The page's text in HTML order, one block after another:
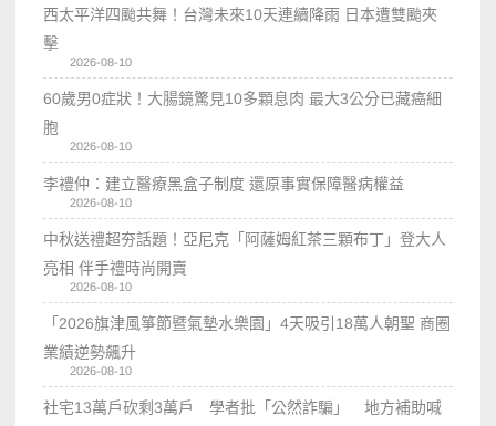
西太平洋四颱共舞！台灣未來10天連續降雨 日本遭雙颱夾
擊
2026-08-10
60歲男0症狀！大腸鏡驚見10多顆息肉 最大3公分已藏癌細
胞
2026-08-10
李禮仲：建立醫療黑盒子制度 還原事實保障醫病權益
2026-08-10
中秋送禮超夯話題！亞尼克「阿薩姆紅茶三顆布丁」登大人
亮相 伴手禮時尚開賣
2026-08-10
「2026旗津風箏節暨氣墊水樂園」4天吸引18萬人朝聖 商圈
業績逆勢飆升
2026-08-10
社宅13萬戶砍剩3萬戶 學者批「公然詐騙」 地方補助喊